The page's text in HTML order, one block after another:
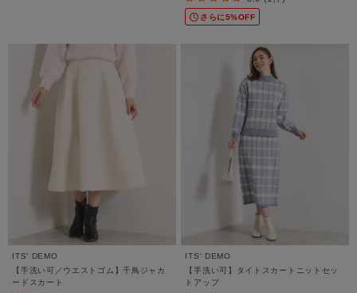
さらに5%OFF
ITS' DEMO
【手洗い可／ウエストゴム】千鳥ジャカ
ードスカート
ITS' DEMO
【手洗い可】タイトスカートニットセッ
トアップ